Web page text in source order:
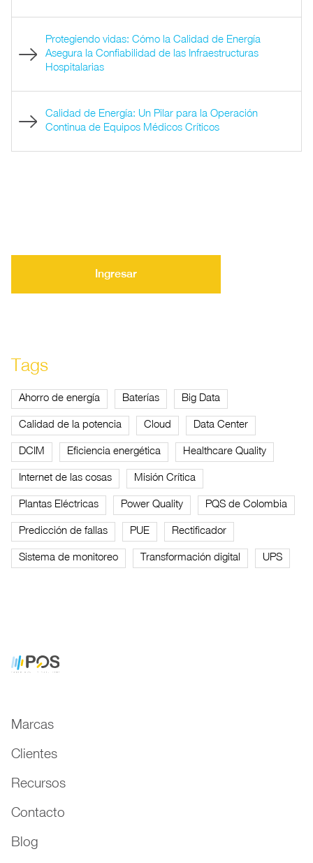
Protegiendo vidas: Cómo la Calidad de Energía
Asegura la Confiabilidad de las Infraestructuras
Hospitalarias
Calidad de Energía: Un Pilar para la Operación
Continua de Equipos Médicos Críticos
Ingresar
Tags
Ahorro de energía Baterías Big Data
Calidad de la potencia Cloud Data Center
DCIM Eficiencia energética Healthcare Quality
Internet de las cosas Misión Crítica
Plantas Eléctricas Power Quality PQS de Colombia
Predicción de fallas PUE Rectificador
Sistema de monitoreo Transformación digital UPS
Marcas
Clientes
Recursos
Contacto
Blog